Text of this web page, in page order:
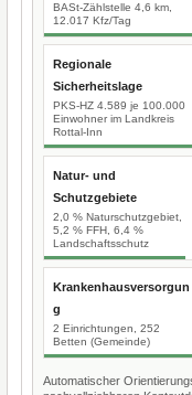
BASt-Zählstelle 4,6 km,
12.017 Kfz/Tag
Regionale
Sicherheitslage
PKS-HZ 4.589 je 100.000
Einwohner im Landkreis
Rottal-Inn
Natur- und
Schutzgebiete
2,0 % Naturschutzgebiet,
5,2 % FFH, 6,4 %
Landschaftsschutz
Krankenhausversorgun
g
2 Einrichtungen, 252
Betten (Gemeinde)
Automatischer